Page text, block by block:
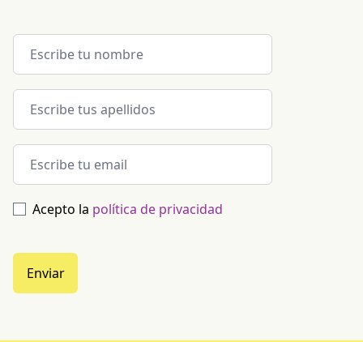
Acepto la política de privacidad
Enviar